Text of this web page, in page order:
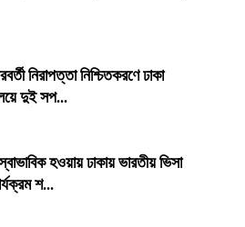
নিরাপত্তা নিশ্চিতকরণে ঢাকা
দুই সপ...
হওয়ায় ঢাকায় ভারতীয় ভিসা
শ...